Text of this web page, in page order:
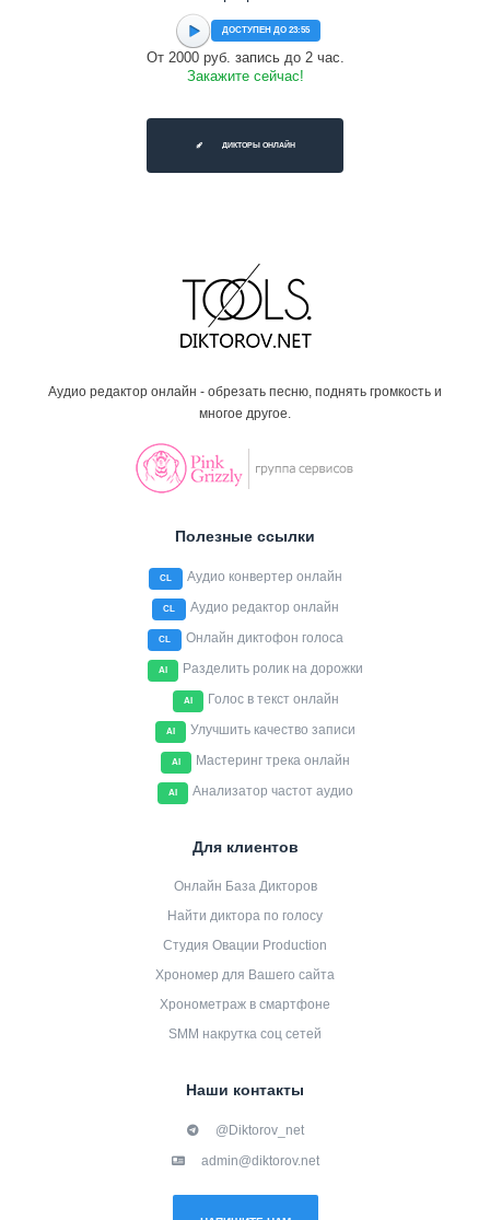
ДОСТУПЕН ДО 23:55
От 2000 руб. запись до 2 час.
Закажите сейчас!
ДИКТОРЫ ОНЛАЙН
Аудио редактор онлайн - обрезать песню, поднять громкость и
многое другое.
Полезные ссылки
CL Аудио конвертер онлайн
CL Аудио редактор онлайн
CL Онлайн диктофон голоса
AI Разделить ролик на дорожки
AI Голос в текст онлайн
AI Улучшить качество записи
AI Мастеринг трека онлайн
AI Анализатор частот аудио
Для клиентов
Онлайн База Дикторов
Найти диктора по голосу
Студия Овации Production
Хрономер для Вашего сайта
Хронометраж в смартфоне
SMM накрутка соц сетей
Наши контакты
@Diktorov_net
admin@diktorov.net